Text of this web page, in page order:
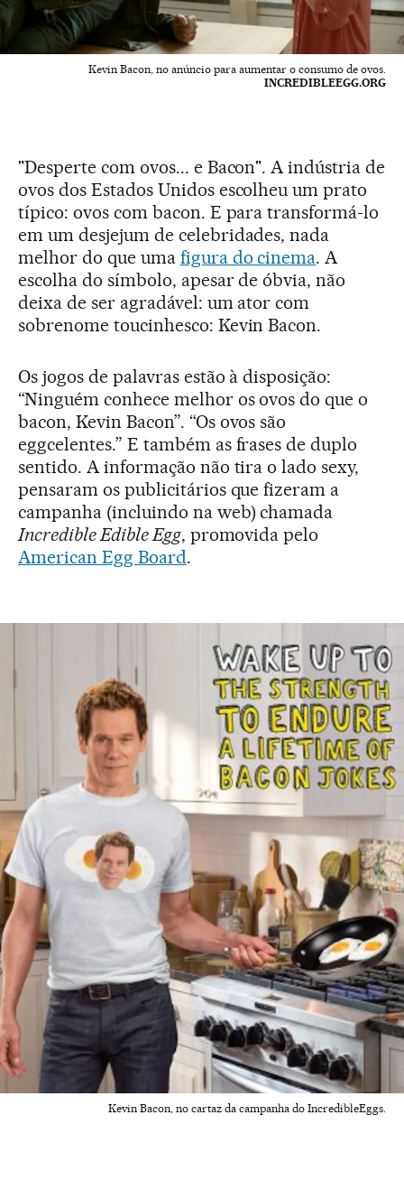
Kevin Bacon, no anúncio para aumentar o consumo de ovos.
INCREDIBLEEGG.ORG
"Desperte com ovos... e Bacon". A indústria de
ovos dos Estados Unidos escolheu um prato
típico: ovos com bacon. E para transformá-lo
em um desjejum de celebridades, nada
melhor do que uma figura do cinema. A
escolha do símbolo, apesar de óbvia, não
deixa de ser agradável: um ator com
sobrenome toucinhesco: Kevin Bacon.
Os jogos de palavras estão à disposição:
“Ninguém conhece melhor os ovos do que o
bacon, Kevin Bacon”. “Os ovos são
eggcelentes.” E também as frases de duplo
sentido. A informação não tira o lado sexy,
pensaram os publicitários que fizeram a
campanha (incluindo na web) chamada
Incredible Edible Egg, promovida pelo
American Egg Board.
Kevin Bacon, no cartaz da campanha do IncredibleEggs.